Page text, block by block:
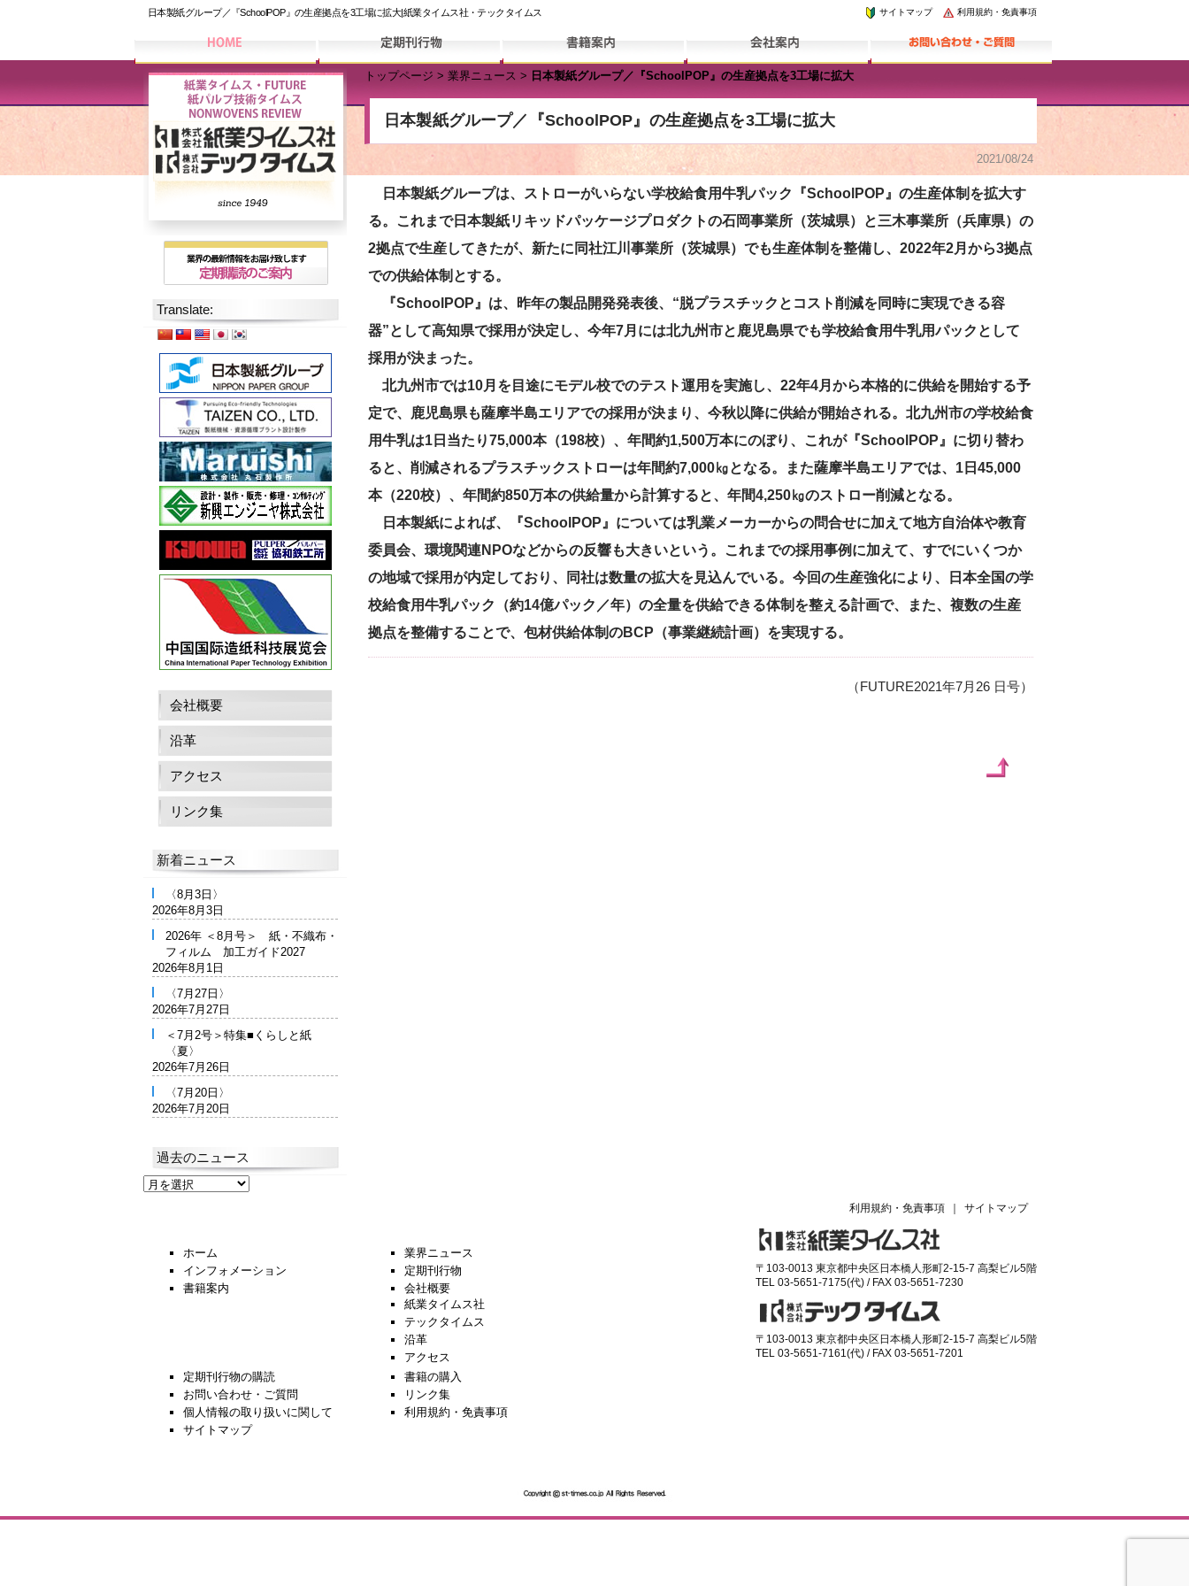
日本製紙グループ／『SchoolPOP』の生産拠点を3工場に拡大|紙業タイムス社・テックタイムス 利用規約・免責事項
サイトマップ
トップページ > 業界ニュース > 日本製紙グループ／『SchoolPOP』の生産拠点を3工場に拡大
日本製紙グループ／『SchoolPOP』の生産拠点を3工場に拡大
2021/08/24
日本製紙グループは、ストローがいらない学校給食用牛乳パック『SchoolPOP』の生産体制を拡大す
る。これまで日本製紙リキッドパッケージプロダクトの石岡事業所（茨城県）と三木事業所（兵庫県）の
2拠点で生産してきたが、新たに同社江川事業所（茨城県）でも生産体制を整備し、2022年2月から3拠点
での供給体制とする。
『SchoolPOP』は、昨年の製品開発発表後、“脱プラスチックとコスト削減を同時に実現できる容
器”として高知県で採用が決定し、今年7月には北九州市と鹿児島県でも学校給食用牛乳用パックとして
採用が決まった。
北九州市では10月を目途にモデル校でのテスト運用を実施し、22年4月から本格的に供給を開始する予
定で、鹿児島県も薩摩半島エリアでの採用が決まり、今秋以降に供給が開始される。北九州市の学校給食
用牛乳は1日当たり75,000本（198校）、年間約1,500万本にのぼり、これが『SchoolPOP』に切り替わ
ると、削減されるプラスチックストローは年間約7,000㎏となる。また薩摩半島エリアでは、1日45,000
本（220校）、年間約850万本の供給量から計算すると、年間4,250㎏のストロー削減となる。
日本製紙によれば、『SchoolPOP』については乳業メーカーからの問合せに加えて地方自治体や教育
委員会、環境関連NPOなどからの反響も大きいという。これまでの採用事例に加えて、すでにいくつか
の地域で採用が内定しており、同社は数量の拡大を見込んでいる。今回の生産強化により、日本全国の学
校給食用牛乳パック（約14億パック／年）の全量を供給できる体制を整える計画で、また、複数の生産
拠点を整備することで、包材供給体制のBCP（事業継続計画）を実現する。
（FUTURE2021年7月26 日号）
Translate:
会社概要
沿革
アクセス
リンク集
新着ニュース
〈8月3日〉
2026年8月3日
2026年 ＜8月号＞ 紙・不織布・
フィルム 加工ガイド2027
2026年8月1日
〈7月27日〉
2026年7月27日
＜7月2号＞特集■くらしと紙
〈夏〉
2026年7月26日
〈7月20日〉
2026年7月20日
過去のニュース
過
ホーム
業界ニュース
インフォメーション
定期刊行物
書籍案内
会社概要
紙業タイムス社
テックタイムス
沿革
アクセス
定期刊行物の購読
書籍の購入
お問い合わせ・ご質問
リンク集
個人情報の取り扱いに関して
利用規約・免責事項
サイトマップ
サイトマップ
利用規約・免責事項
〒103-0013 東京都中央区日本橋人形町2-15-7 高梨ビル5階
TEL 03-5651-7175(代) / FAX 03-5651-7230
〒103-0013 東京都中央区日本橋人形町2-15-7 高梨ビル5階
TEL 03-5651-7161(代) / FAX 03-5651-7201